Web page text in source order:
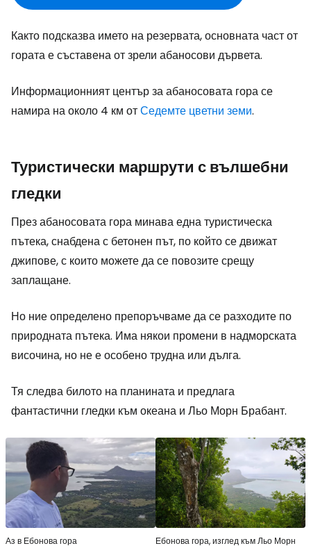
Както подсказва името на резервата, основната част от
гората е съставена от зрели абаносови дървета.
Информационният център за абаносовата гора се
намира на около 4 км отСедемте цветни земи.
Туристически маршрути с вълшебни
гледки
През абаносовата гора минава една туристическа
пътека, снабдена с бетонен път, по който се движат
джипове, с които можете да се повозите срещу
заплащане.
Но ние определено препоръчваме да се разходите по
природната пътека. Има някои промени в надморската
височина, но не е особено трудна или дълга.
Тя следва билото на планината и предлага
фантастични гледки към океана и Льо Морн Брабант.
Аз в Ебонова гора Ебонова гора, изглед към Льо Морн